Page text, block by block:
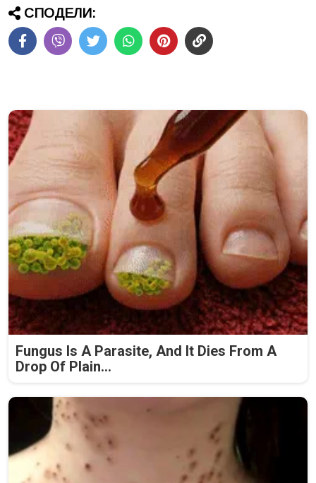
СПОДЕЛИ:
Fungus Is A Parasite, And It Dies From A
Drop Of Plain...